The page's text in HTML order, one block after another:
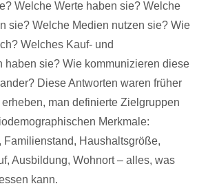
Welche Werte haben sie? Welche
sie? Welche Medien nutzen sie? Wie
Welches Kauf- und
haben sie? Wie kommunizieren diese
Diese Antworten waren früher
man definierte Zielgruppen
Merkmale:
Familienstand, Haushaltsgröße,
Ausbildung, Wohnort – alles, was
kann.